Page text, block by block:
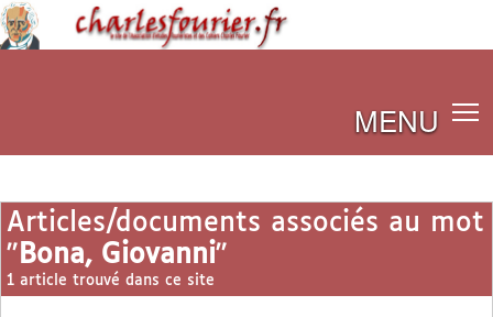
MENU
Articles/documents associés au mot
" Bona, Giovanni"
1 article trouvé dans ce site